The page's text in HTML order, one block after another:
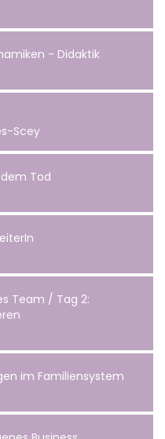
- Didaktik
Scey
Tod
Team / Tag 2:
im Familiensystem